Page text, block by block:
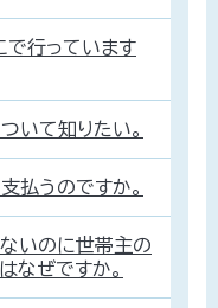
で行っています
いて知りたい。
払うのですか。
いのに世帯主の
なぜですか。